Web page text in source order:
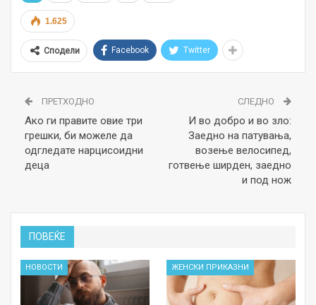
1.625
Сподели Facebook Twitter
ПРЕТХОДНО
Ако ги правите овие три
грешки, би можеле да
одгледате нарцисоидни
деца
СЛЕДНО
И во добро и во зло:
Заедно на патувања,
возење велосипед,
готвење ширден, заедно
и под нож
ПОВЕЌЕ
НОВОСТИ ЖЕНСКИ ПРИКАЗНИ